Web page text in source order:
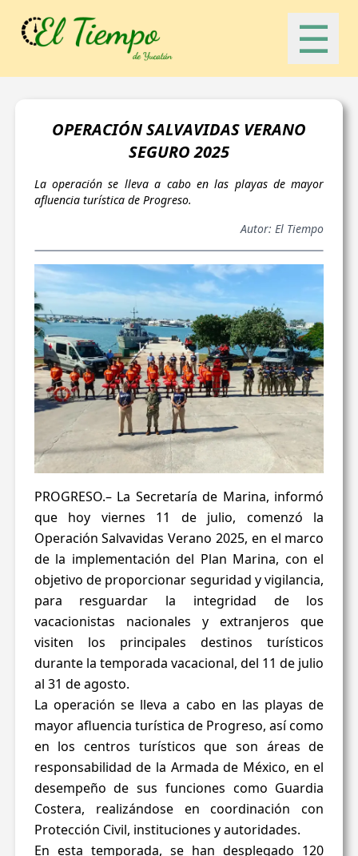
☰
OPERACIÓN SALVAVIDAS VERANO
SEGURO 2025
La operación se lleva a cabo en las playas de mayor
afluencia turística de Progreso.
Autor: El Tiempo
PROGRESO.– La Secretaría de Marina, informó
que hoy viernes 11 de julio, comenzó la
Operación Salvavidas Verano 2025, en el marco
de la implementación del Plan Marina, con el
objetivo de proporcionar seguridad y vigilancia,
para resguardar la integridad de los
vacacionistas nacionales y extranjeros que
visiten los principales destinos turísticos
durante la temporada vacacional, del 11 de julio
al 31 de agosto.
La operación se lleva a cabo en las playas de
mayor afluencia turística de Progreso, así como
en los centros turísticos que son áreas de
responsabilidad de la Armada de México, en el
desempeño de sus funciones como Guardia
Costera, realizándose en coordinación con
Protección Civil, instituciones y autoridades.
En esta temporada, se han desplegado 120